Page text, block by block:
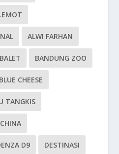
ALWI FARHAN
BALET BANDUNG ZOO
BLUE CHEESE
TANGKIS
CHINA
D9 DESTINASI